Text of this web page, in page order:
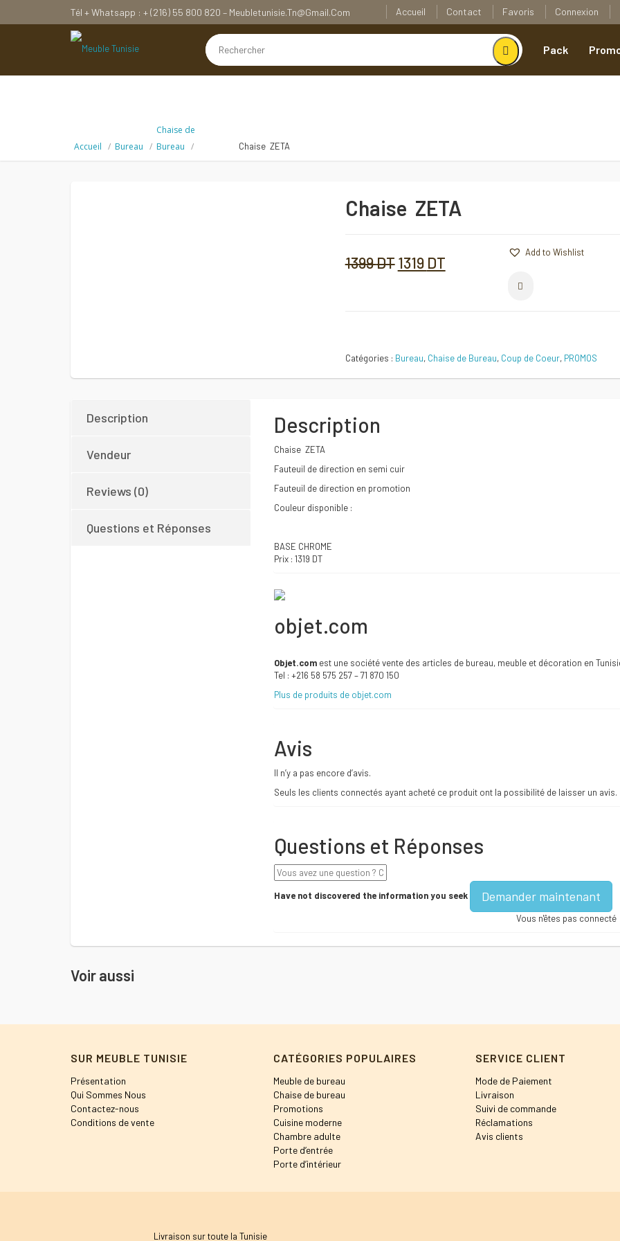
Accueil Contact Favoris Connexion
Tél + Whatsapp : + (216) 55 800 820 – Meubletunisie.tn@gmail.com
Pack
Accueil Bureau
Chaise de
Bureau
Chaise ZETA
Chaise ZETA
1399DT Le
était :
1319 DTLe
est :
Add to Wishlist
ZETA
Add to Wishlist
Catégories : Bureau, Chaise de Bureau, Coup de Coeur, PROMOS
Description
Vendeur
Reviews (0)
Questions et Réponses
Description
Chaise ZETA
Fauteuil de direction en semi cuir
Fauteuil de direction en promotion
Couleur disponible :
BASE CHROME
Prix : 1319 DT
objet.com
Objet.comest une société vente des articles de bureau, meuble et décoration en
Tel : +216 58 575 257 – 71 870 150
Plus de produits de objet.com
Avis
Il n’y a pas encore d’avis.
Seuls les clients connectés ayant acheté ce produit ont la possibilité de laisser un avis.
Questions et Réponses
Have not discovered the information you seek Demander maintenant
Vous n'êtes pas connecté
Voir aussi
SUR MEUBLE TUNISIE
Présentation
Qui Sommes Nous
Contactez-nous
Conditions de vente
CATÉGORIES POPULAIRES
Meuble de bureau
Chaise de bureau
Promotions
Cuisine moderne
Chambre adulte
Porte d’entrée
Porte d’intérieur
SERVICE CLIENT
Mode de Paiement
Livraison
Suivi de commande
Réclamations
Avis clients
Livraison sur toute la Tunisie